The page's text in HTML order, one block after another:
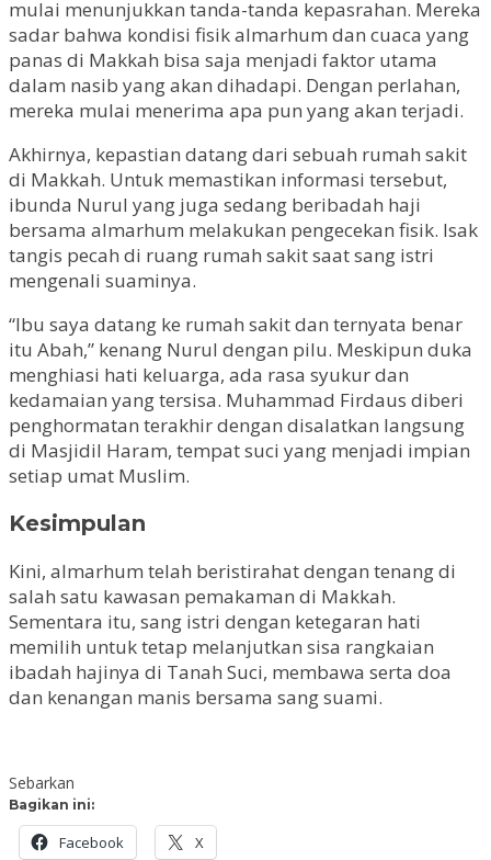
mulai menunjukkan tanda-tanda kepasrahan. Mereka
sadar bahwa kondisi fisik almarhum dan cuaca yang
panas di Makkah bisa saja menjadi faktor utama
dalam nasib yang akan dihadapi. Dengan perlahan,
mereka mulai menerima apa pun yang akan terjadi.
Akhirnya, kepastian datang dari sebuah rumah sakit
di Makkah. Untuk memastikan informasi tersebut,
ibunda Nurul yang juga sedang beribadah haji
bersama almarhum melakukan pengecekan fisik. Isak
tangis pecah di ruang rumah sakit saat sang istri
mengenali suaminya.
“Ibu saya datang ke rumah sakit dan ternyata benar
itu Abah,” kenang Nurul dengan pilu. Meskipun duka
menghiasi hati keluarga, ada rasa syukur dan
kedamaian yang tersisa. Muhammad Firdaus diberi
penghormatan terakhir dengan disalatkan langsung
di Masjidil Haram, tempat suci yang menjadi impian
setiap umat Muslim.
Kesimpulan
Kini, almarhum telah beristirahat dengan tenang di
salah satu kawasan pemakaman di Makkah.
Sementara itu, sang istri dengan ketegaran hati
memilih untuk tetap melanjutkan sisa rangkaian
ibadah hajinya di Tanah Suci, membawa serta doa
dan kenangan manis bersama sang suami.
Sebarkan
Bagikan ini:
Facebook X